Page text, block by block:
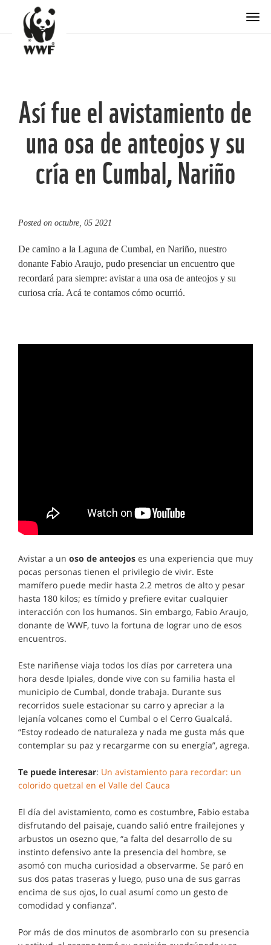
Así fue el avistamiento de
una osa de anteojos y su
cría en Cumbal, Nariño
Posted on octubre, 05 2021
De camino a la Laguna de Cumbal, en Nariño, nuestro
donante Fabio Araujo, pudo presenciar un encuentro que
recordará para siempre: avistar a una osa de anteojos y su
curiosa cría. Acá te contamos cómo ocurrió.
Avistar a un oso de anteojos es una experiencia que muy
pocas personas tienen el privilegio de vivir. Este
mamífero puede medir hasta 2.2 metros de alto y pesar
hasta 180 kilos; es tímido y prefiere evitar cualquier
interacción con los humanos. Sin embargo, Fabio Araujo,
donante de WWF, tuvo la fortuna de lograr uno de esos
encuentros.
Este nariñense viaja todos los días por carretera una
hora desde Ipiales, donde vive con su familia hasta el
municipio de Cumbal, donde trabaja. Durante sus
recorridos suele estacionar su carro y apreciar a la
lejanía volcanes como el Cumbal o el Cerro Gualcalá.
“Estoy rodeado de naturaleza y nada me gusta más que
contemplar su paz y recargarme con su energía”, agrega.
Te puede interesar: Un avistamiento para recordar: un
colorido quetzal en el Valle del Cauca
El día del avistamiento, como es costumbre, Fabio estaba
disfrutando del paisaje, cuando salió entre frailejones y
arbustos un osezno que, “a falta del desarrollo de su
instinto defensivo ante la presencia del hombre, se
asomó con mucha curiosidad a observarme. Se paró en
sus dos patas traseras y luego, puso una de sus garras
encima de sus ojos, lo cual asumí como un gesto de
comodidad y confianza”.
Por más de dos minutos de asombrarlo con su presencia